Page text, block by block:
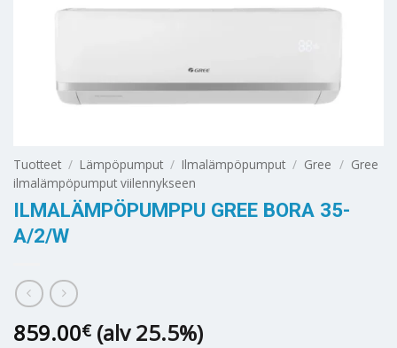
Tuotteet / Lämpöpumput / Ilmalämpöpumput / Gree / Gree
ilmalämpöpumput viilennykseen
ILMALÄMPÖPUMPPU GREE BORA 35-
A/2/W
859.00€ (alv 25.5%)